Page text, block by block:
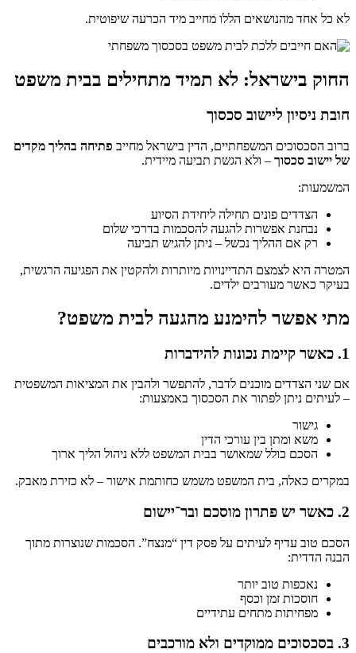
לא כל אחד מהנושאים הללו מחייב מיד הכרעה שיפוטית.
החוק בישראל: לא תמיד מתחילים בבית משפט
חובת ניסיון ליישוב סכסוך
ברוב הסכסוכים המשפחתיים, הדין בישראל מחייב פתיחה בהליך מקדים
של יישוב סכסוך – ולא הגשת תביעה מיידית.
המשמעות:
הצדדים פונים תחילה ליחידת הסיוע
נבחנת אפשרות להגעה להסכמות בדרכי שלום
רק אם ההליך נכשל – ניתן להגיש תביעה
המטרה היא לצמצם התדיינויות מיותרות ולהקטין את הפגיעה הרגשית,
בעיקר כאשר מעורבים ילדים.
מתי אפשר להימנע מהגעה לבית משפט?
1. כאשר קיימת נכונות להידברות
אם שני הצדדים מוכנים לדבר, להתפשר ולהבין את המציאות המשפטית
– לעיתים ניתן לפתור את הסכסוך באמצעות:
גישור
משא ומתן בין עורכי הדין
הסכם כולל שמאושר בבית המשפט ללא ניהול הליך ארוך
במקרים כאלה, בית המשפט משמש כחותמת אישור – לא כזירת מאבק.
2. כאשר יש פתרון מוסכם ובר־יישום
הסכם טוב עדיף לעיתים על פסק דין “מנצח”. הסכמות שנוצרות מתוך
הבנה הדדית:
נאכפות טוב יותר
חוסכות זמן וכסף
מפחיתות מתחים עתידיים
3. בסכסוכים ממוקדים ולא מורכבים